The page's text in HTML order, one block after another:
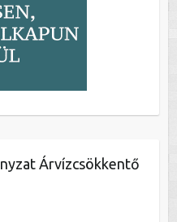
Árvízcsökkentő